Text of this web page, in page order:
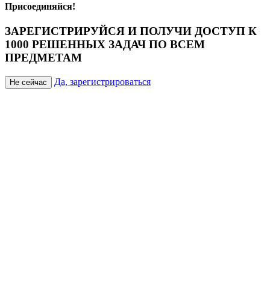
Присоединяйся!
ЗАРЕГИСТРИРУЙСЯ И ПОЛУЧИ ДОСТУП К
1000 РЕШЕННЫХ ЗАДАЧ ПО ВСЕМ
ПРЕДМЕТАМ
Не сейчас Да, зарегистрироваться